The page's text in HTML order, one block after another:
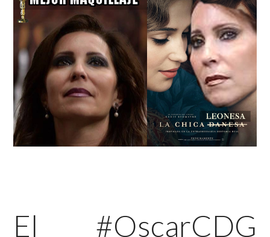
El #OscarCDG